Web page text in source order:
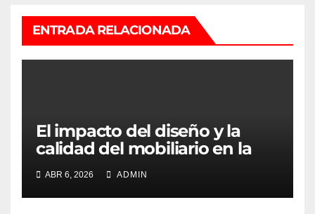
ENTRADA RELACIONADA
El impacto del diseño y la
calidad del mobiliario en la
transformación de los
hogares valencianos
ABR 6, 2026 ADMIN